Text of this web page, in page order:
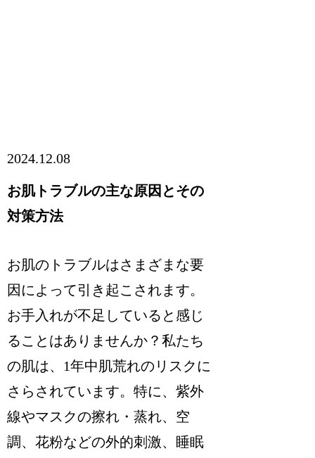
2024.12.08
お肌トラブルの主な原因とその
対策方法
お肌のトラブルはさまざまな要
因によって引き起こされます。
お手入れが不足していると感じ
ることはありませんか？私たち
の肌は、1年中肌荒れのリスクに
さらされています。特に、紫外
線やマスクの擦れ・蒸れ、空
調、花粉などの外的刺激、睡眠